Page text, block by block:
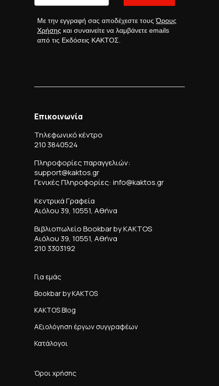
Με την εγγραφή σας αποδέχεστε τουςΌρους
Χρήσης και συναινείτε να λαμβάνετε emails
από τις Εκδόσεις ΚΑΚΤΟΣ.
Επικοινωνία
Τηλεφωνικό κέντρο
210 3840524
Πληροφορίες παραγγελιών:
support@kaktos.gr
Γενικές Πληροφορίες: info@kaktos.gr
Κεντρικά Γραφεία
Αιόλου 39, 10551, Αθήνα
Βιβλιοπωλείο Bookbar by KAKTOS
Αιόλου 39, 10551, Αθήνα
210 3303192
Για εμάς
Bookbar by KAKTOS
KAKTOS Blog
Αξιολόγηση έργων συγγραφέων
Κατάλογοι
Όροι χρήσης